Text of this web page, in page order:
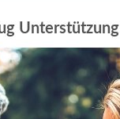
Unterstützung